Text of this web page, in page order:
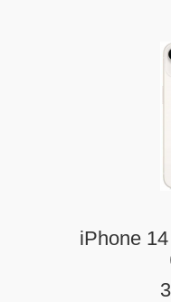
iPhone